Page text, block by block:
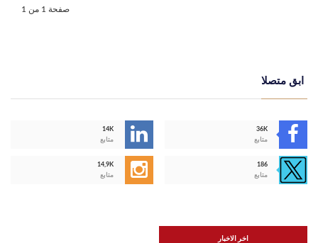
صفحة 1 من 1
ابق متصلا
14K
متابع
36K
متابع
14,9K
متابع
186
متابع
اخر الاخبار